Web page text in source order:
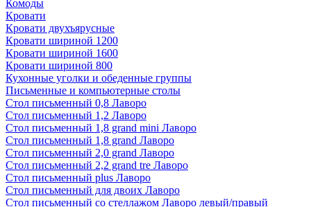
Комоды
Кровати
Кровати двухъярусные
Кровати шириной 1200
Кровати шириной 1600
Кровати шириной 800
Кухонные уголки и обеденные группы
Письменные и компьютерные столы
Стол письменный 0,8 Лаворо
Стол письменный 1,2 Лаворо
Стол письменный 1,8 grand mini Лаворо
Стол письменный 1,8 grand Лаворо
Стол письменный 2,0 grand Лаворо
Стол письменный 2,2 grand tre Лаворо
Стол письменный plus Лаворо
Стол письменный для двоих Лаворо
Стол письменный со стеллажом Лаворо левый/правый